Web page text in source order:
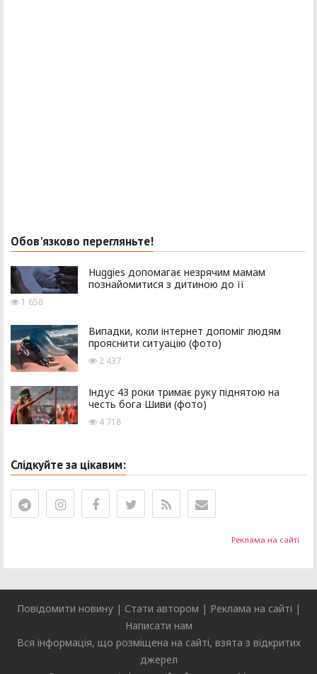
Реклама на сайті
Обов'язково перегляньте!
Huggies допомагає незрячим мамам
познайомитися з дитиною до її
1 658
Випадки, коли інтернет допоміг людям
прояснити ситуацію (фото)
2 437
Індус 43 роки тримає руку піднятою на
честь бога Шиви (фото)
4 718
Слідкуйте за цікавим:
Повідомити новину| Стати автором | Реклама на сайті |
Написати нам
Вся інформація, що розміщена на сайті, взята з відкритих
джерел